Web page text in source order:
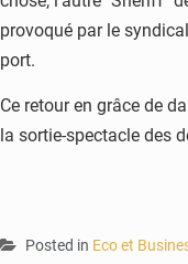
provoqué par le
port.
Ce retour en grâce de
la sortie-spectacle des
Posted in Eco et